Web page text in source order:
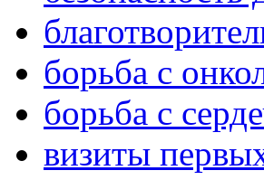
борьба с
борьба с
визиты